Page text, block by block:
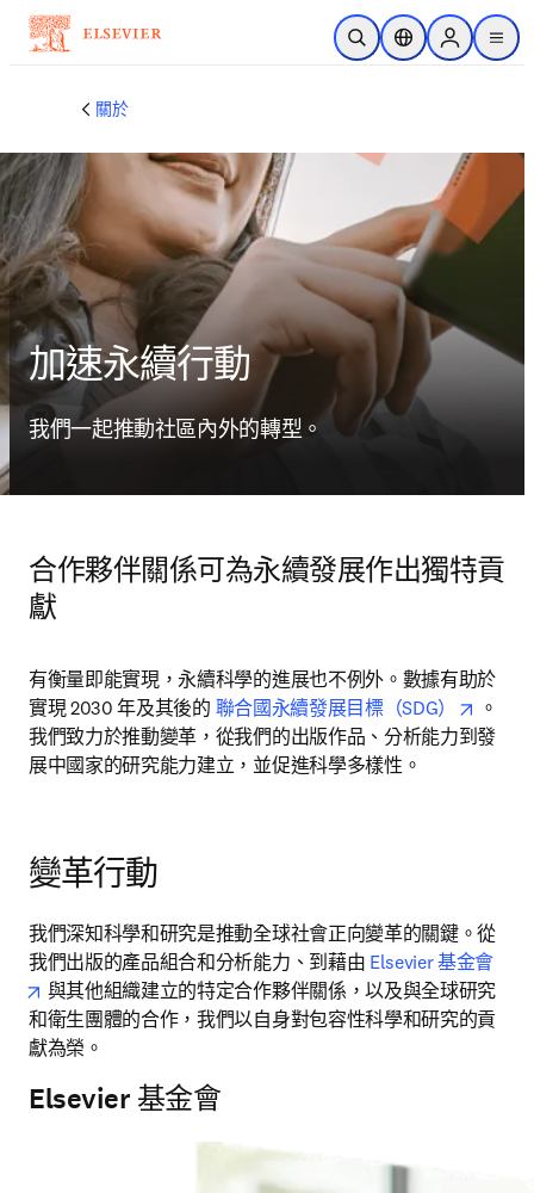
跳到主要內容
公開搜尋位置選擇器Sign in to
menu
關於
加速永續行動
我們一起推動社區內外的轉型。
合作夥伴關係可為永續發展作出獨特貢
獻
有衡量即能實現，永續科學的進展也不例外。數據有助於
實現 2030 年及其後的 聯合國永續發展目標（SDG）
。
我們致力於推動變革，從我們的出版作品、分析能力到發
展中國家的研究能力建立，並促進科學多樣性。
變革行動
我們深知科學和研究是推動全球社會正向變革的關鍵。從
我們出版的產品組合和分析能力、到藉由 Elsevier 基金會
opens in new tab/window
與其他組織建立的特定合作夥伴關係，以及與全球研究
和衛生團體的合作，我們以自身對包容性科學和研究的貢
獻為榮。
Elsevier 基金會